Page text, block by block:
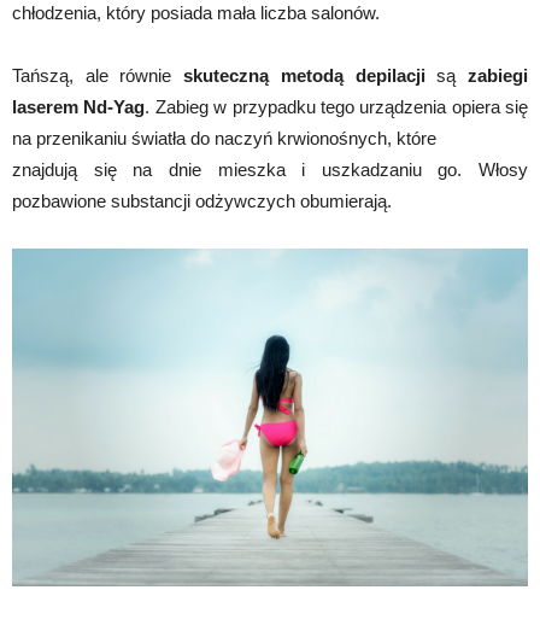
chłodzenia, który posiada mała liczba salonów.
Tańszą, ale równieskuteczną metodą depilacjisązabiegi
laserem Nd-Yag. Zabieg w przypadku tego urządzenia opiera się
na przenikaniu światła do naczyń krwionośnych, które
znajdują się na dnie mieszka i uszkadzaniu go. Włosy
pozbawione substancji odżywczych obumierają.